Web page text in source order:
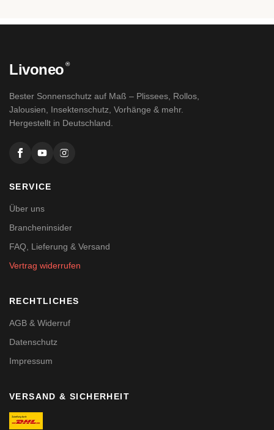
Livoneo ®
Bester Sonnenschutz auf Maß – Plissees, Rollos,
Jalousien, Insektenschutz, Vorhänge & mehr.
Hergestellt in Deutschland.
SERVICE
Über uns
Brancheninsider
FAQ, Lieferung & Versand
Vertrag widerrufen
RECHTLICHES
AGB & Widerruf
Datenschutz
Impressum
VERSAND & SICHERHEIT